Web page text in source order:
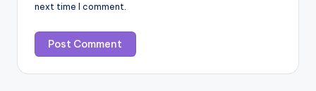
next time I comment.